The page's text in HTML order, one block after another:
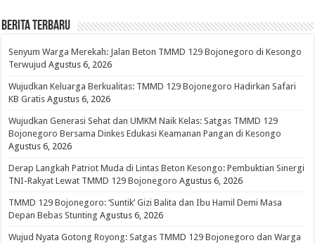
BERITA TERBARU
Senyum Warga Merekah: Jalan Beton TMMD 129 Bojonegoro di Kesongo
Terwujud Agustus 6, 2026
Wujudkan Keluarga Berkualitas: TMMD 129 Bojonegoro Hadirkan Safari
KB Gratis Agustus 6, 2026
Wujudkan Generasi Sehat dan UMKM Naik Kelas: Satgas TMMD 129
Bojonegoro Bersama Dinkes Edukasi Keamanan Pangan di Kesongo
Agustus 6, 2026
Derap Langkah Patriot Muda di Lintas Beton Kesongo: Pembuktian Sinergi
TNI-Rakyat Lewat TMMD 129 Bojonegoro Agustus 6, 2026
TMMD 129 Bojonegoro: ‘Suntik’ Gizi Balita dan Ibu Hamil Demi Masa
Depan Bebas Stunting Agustus 6, 2026
Wujud Nyata Gotong Royong: Satgas TMMD 129 Bojonegoro dan Warga